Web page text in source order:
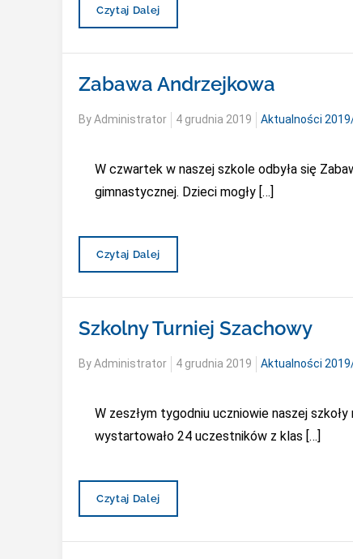
[Podziękowanie]
Czytaj Dalej
Zabawa Andrzejkowa
ByAdministrator
Posted
4 grudnia 2019 Aktualności
W czwartek w naszej szkole odbyła się
gimnastycznej. Dzieci mogły […]
Zabawa
Czytaj Dalej
Szkolny Turniej Szachowy
ByAdministrator
Posted
4 grudnia 2019 Aktualności
W zeszłym tygodniu uczniowie naszej
wystartowało 24 uczestników z klas […]
Szkolny
Czytaj Dalej